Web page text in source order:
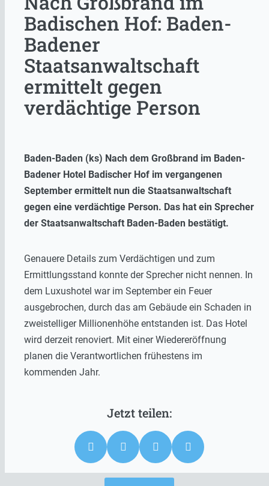
Badischen Hof: Baden-
Badener
Staatsanwaltschaft
ermittelt gegen
verdächtige Person
Baden-Baden (ks) Nach dem Großbrand im Baden-
Badener Hotel Badischer Hof im vergangenen
September ermittelt nun die Staatsanwaltschaft
gegen eine verdächtige Person. Das hat ein Sprecher
der Staatsanwaltschaft Baden-Baden bestätigt.
Genauere Details zum Verdächtigen und zum
Ermittlungsstand konnte der Sprecher nicht nennen. In
dem Luxushotel war im September ein Feuer
ausgebrochen, durch das am Gebäude ein Schaden in
zweistelliger Millionenhöhe entstanden ist. Das Hotel
wird derzeit renoviert. Mit einer Wiedereröffnung
planen die Verantwortlichen frühestens im
kommenden Jahr.